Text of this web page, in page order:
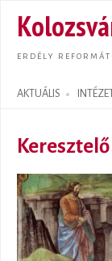
ERDÉLY
AKTUÁLIS INTÉZET
Search form